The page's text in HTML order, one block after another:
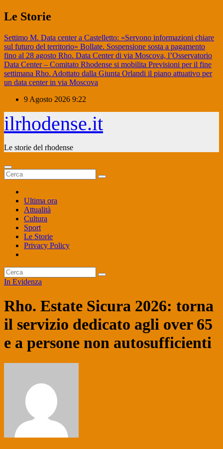
Salta
al
Le Storie
Settimo M. Data center a Castelletto: «Servono informazioni chiare
sul futuro del territorio» Bollate. Sospensione sosta a pagamento
fino al 28 agosto Rho. Data Center di via Moscova, l’Osservatorio
Data Center – Comitato Rhodense si mobilita Previsioni per il fine
settimana Rho. Adottato dalla Giunta Orlandi il piano attuativo per
un data center in via Moscova
9 Agosto 2026 9:22
ilrhodense.it
Le storie del rhodense
Ultima ora
Attualità
Cultura
Sport
Le Storie
Privacy Policy
In Evidenza
Rho. Estate Sicura 2026: torna
il servizio dedicato agli over 65
e a persone non autosufficienti